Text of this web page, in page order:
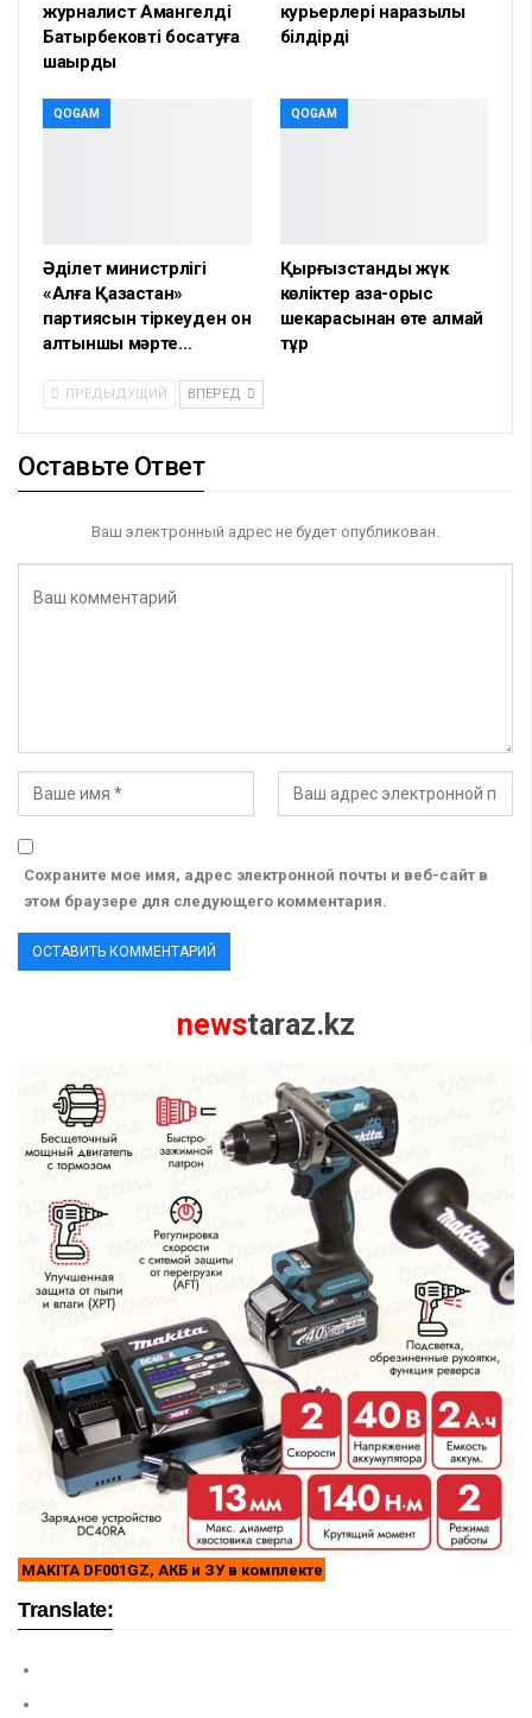
журналист Амангелді
Батырбековті босатуға
шақырды
курьерлері наразылық
білдірді
QOGAM
Әділет министрлігі
«Алға Қазақстан»
партиясын тіркеуден он
алтыншы мәрте…
QOGAM
Қырғызстандық жүк
көліктер қазақ-орыс
шекарасынан өте алмай
тұр
ПРЕДЫДУЩИЙ ВПЕРЕД
Оставьте Ответ
Ваш электронный адрес не будет опубликован.
Сохраните мое имя, адрес электронной почты и веб-сайт в
этом браузере для следующего комментария.
newstaraz.kz
MAKITA DF001GZ, АКБ и ЗУ в комплекте
Translate: